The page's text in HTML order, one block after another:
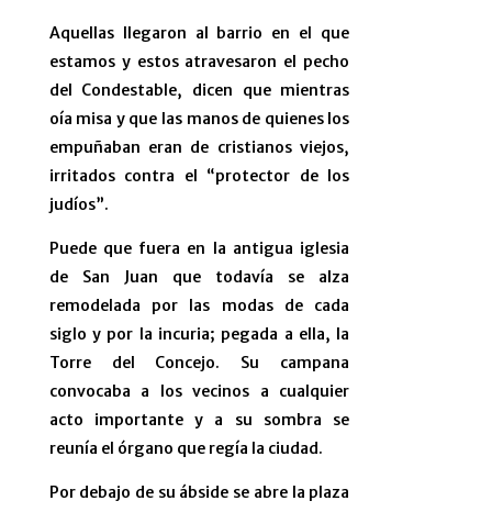
Aquellas llegaron al barrio en el que
estamos y estos atravesaron el pecho
del Condestable, dicen que mientras
oía misa y que las manos de quienes los
empuñaban eran de cristianos viejos,
irritados contra el “protector de los
judíos”.
Puede que fuera en la antigua iglesia
de San Juan que todavía se alza
remodelada por las modas de cada
siglo y por la incuria; pegada a ella, la
Torre del Concejo. Su campana
convocaba a los vecinos a cualquier
acto importante y a su sombra se
reunía el órgano que regía la ciudad.
Por debajo de su ábside se abre la plaza